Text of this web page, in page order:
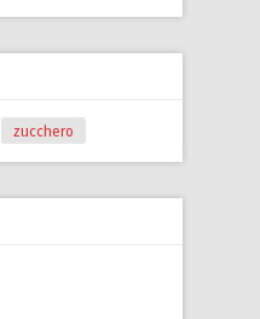
zucchero